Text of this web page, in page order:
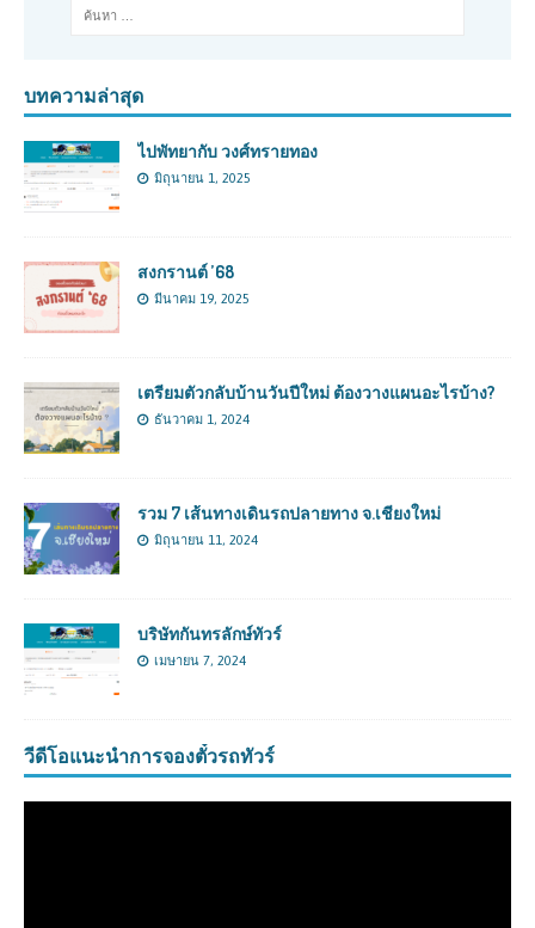
บทความล่าสุด
ไปพัทยากับ วงศ์ทรายทอง
มิถุนายน 1, 2025
สงกรานต์ ’68
มีนาคม 19, 2025
เตรียมตัวกลับบ้านวันปีใหม่ ต้องวางแผนอะไรบ้าง?
ธันวาคม 1, 2024
รวม 7 เส้นทางเดินรถปลายทาง จ.เชียงใหม่
มิถุนายน 11, 2024
บริษัทกันทรลักษ์ทัวร์
เมษายน 7, 2024
วีดีโอแนะนำการจองตั๋วรถทัวร์